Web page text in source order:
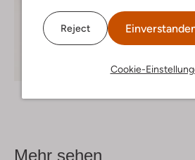
Reject
Cookie-
Entdecke den Look
Mehr sehen